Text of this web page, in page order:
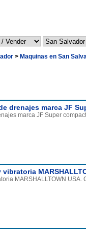
> Maquinas en San
drenajes marca JF
marca JF Super
MARSHALLTOWN